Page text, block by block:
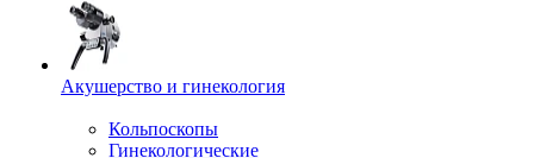
Акушерство и гинекология
Кольпоскопы
Гинекологические